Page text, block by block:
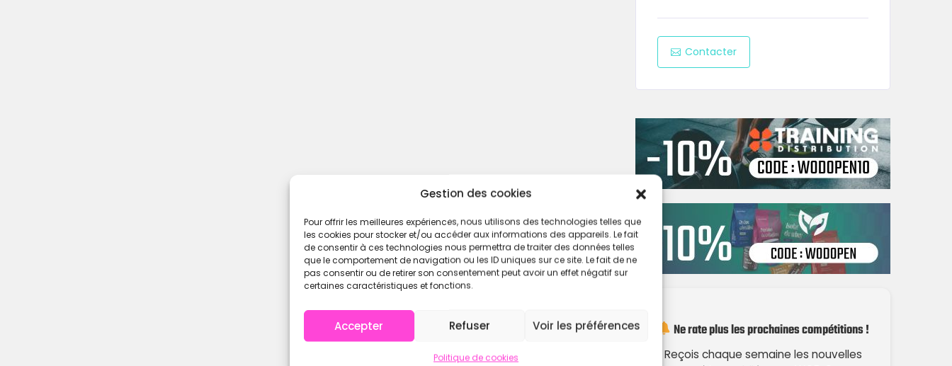
Gestion des cookies
Pour offrir les meilleures expériences, nous utilisons des technologies telles que
les cookies pour stocker et/ou accéder aux informations des appareils. Le fait
de consentir à ces technologies nous permettra de traiter des données telles
que le comportement de navigation ou les ID uniques sur ce site. Le fait de ne
pas consentir ou de retirer son consentement peut avoir un effet négatif sur
certaines caractéristiques et fonctions.
Accepter Refuser Voir les préférences
Politique de cookies
Contacter
Ne rate plus les prochaines compétitions !
Reçois chaque semaine les nouvelles